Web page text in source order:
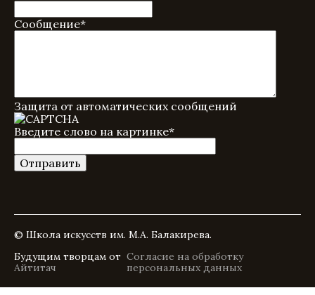
Сообщение*
Защита от автоматических сообщений
Введите слово на картинке*
© Школа искусств им. М.А. Балакирева.
Будущим творцам от
Айтитач
Согласие на обработку
персональных данных